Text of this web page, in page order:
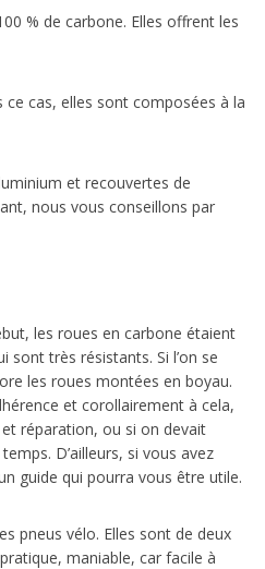
% de carbone. Elles offrent les
cas, elles sont composées à la
et recouvertes de
nous vous conseillons par
les roues en carbone étaient
sont très résistants. Si l’on se
les roues montées en boyau.
et corollairement à cela,
réparation, ou si on devait
D’ailleurs, si vous avez
guide qui pourra vous être utile.
pneus vélo. Elles sont de deux
maniable, car facile à